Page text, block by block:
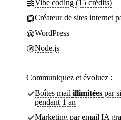
Vibe coding (15 crédits)
Créateur de sites internet
WordPress
Node.js
Communiquez et évoluez :
Boîtes mail illimitées par
pendant 1 an
Marketing par email IA